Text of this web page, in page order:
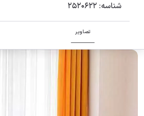
شناسه: 2520622
تصاویر